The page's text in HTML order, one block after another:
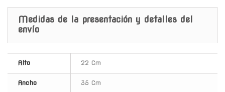
Medidas de la presentación y detalles del
envío
Alto 22 Cm
Ancho 35 Cm